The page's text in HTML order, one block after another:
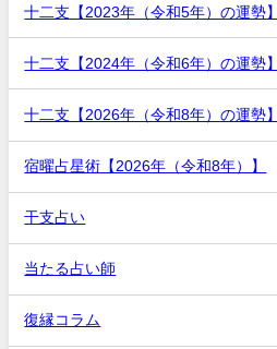
十二支【2023年（令和5年）の運勢】
十二支【2024年（令和6年）の運勢】
十二支【2026年（令和8年）の運勢】
宿曜占星術【2026年（令和8年）】
干支占い
当たる占い師
復縁コラム